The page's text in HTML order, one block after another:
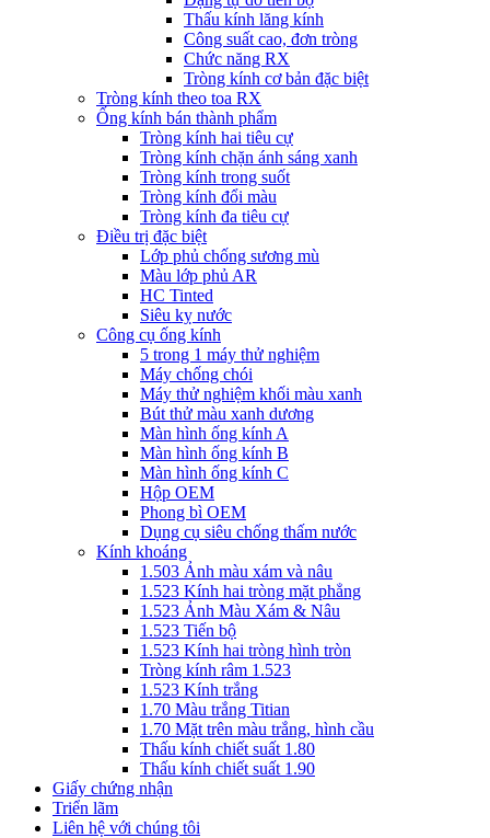
Thấu kính lăng kính
Công suất cao, đơn tròng
Chức năng RX
Tròng kính cơ bản đặc biệt
Tròng kính theo toa RX
Ống kính bán thành phẩm
Tròng kính hai tiêu cự
Tròng kính chặn ánh sáng xanh
Tròng kính trong suốt
Tròng kính đổi màu
Tròng kính đa tiêu cự
Điều trị đặc biệt
Lớp phủ chống sương mù
Màu lớp phủ AR
HC Tinted
Siêu kỵ nước
Công cụ ống kính
5 trong 1 máy thử nghiệm
Máy chống chói
Máy thử nghiệm khối màu xanh
Bút thử màu xanh dương
Màn hình ống kính A
Màn hình ống kính B
Màn hình ống kính C
Hộp OEM
Phong bì OEM
Dụng cụ siêu chống thấm nước
Kính khoáng
1.503 Ảnh màu xám và nâu
1.523 Kính hai tròng mặt phẳng
1.523 Ảnh Màu Xám & Nâu
1.523 Tiến bộ
1.523 Kính hai tròng hình tròn
Tròng kính râm 1.523
1.523 Kính trắng
1.70 Màu trắng Titian
1.70 Mặt trên màu trắng, hình cầu
Thấu kính chiết suất 1.80
Thấu kính chiết suất 1.90
Giấy chứng nhận
Triển lãm
Liên hệ với chúng tôi